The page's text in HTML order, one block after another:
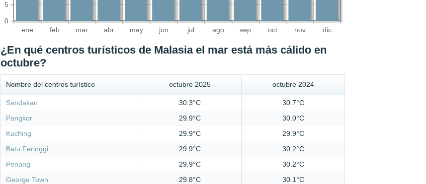
ene feb mar abr may jun jul ago sep oct nov dic
0
5
¿En qué centros turísticos de Malasia el mar está más cálido en
octubre?
Nombre del centros turístico octubre 2025 octubre 2024
Sandakan 30.3°C
30.7°C
Pangkor
29.9°C
30.0°C
Kuching
29.9°C
29.9°C
Batu Feringgi
29.9°C
30.2°C
Penang
29.9°C
30.2°C
George Town
29.8°C
30.1°C